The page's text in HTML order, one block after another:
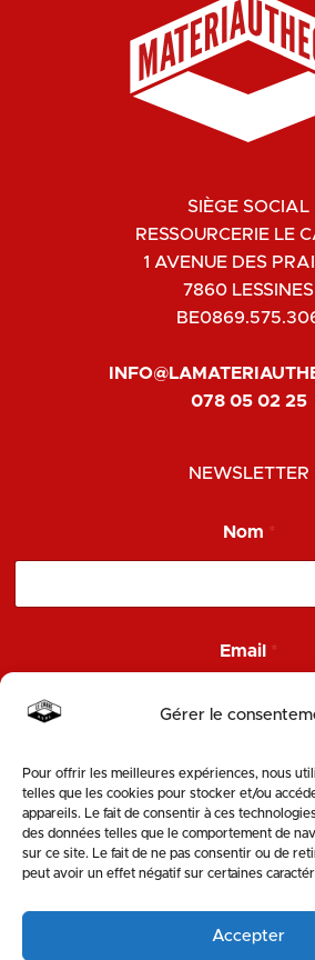
Gérer le
Pour offrir les meilleures expériences, nous
telles que les cookies pour stocker et/ou
appareils. Le fait de consentir à ces
des données telles que le comportement de
sur ce site. Le fait de ne pas consentir ou de
peut avoir un effet négatif sur certaines
Accepter
SIÈGE SOCIAL
RESSOURCERIE LE
1 AVENUE DES
7860 LESSINES
078 05 02 25
NEWSLETTER
o
m
Nom *
Email *
ENVOYER
SUIVEZ-NOUS